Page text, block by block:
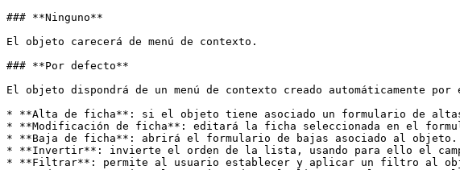
### **Ninguno**
El objeto carecerá de menú de contexto.
### **Por defecto**
El objeto dispondrá de un menú de contexto creado automáticamente
* **Alta de ficha**: si el objeto tiene asociado un formulario de
* **Modificación de ficha**: editará la ficha seleccionada en el
* **Baja de ficha**: abrirá el formulario de bajas asociado al objeto.
* **Invertir**: invierte el orden de la lista, usando para ello el
* **Filtrar**: permite al usuario establecer y aplicar un filtro al